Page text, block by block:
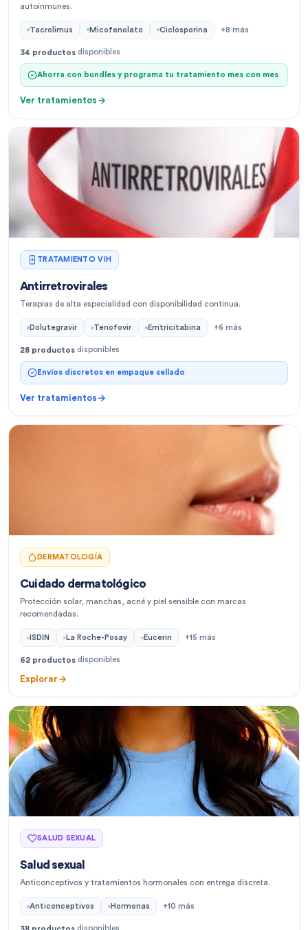
autoinmunes.
Tacrolimus Micofenolato Ciclosporina +8 más
34 productos disponibles
Ahorra con bundles y programa tu tratamiento mes con mes
Ver tratamientos
TRATAMIENTO VIH
Antirretrovirales
Terapias de alta especialidad con disponibilidad continua.
Dolutegravir Tenofovir Emtricitabina +6 más
28 productos disponibles
Envíos discretos en empaque sellado
Ver tratamientos
DERMATOLOGÍA
Cuidado dermatológico
Protección solar, manchas, acné y piel sensible con marcas
recomendadas.
ISDIN La Roche-Posay Eucerin +15 más
62 productos disponibles
Explorar
SALUD SEXUAL
Salud sexual
Anticonceptivos y tratamientos hormonales con entrega discreta.
Anticonceptivos Hormonas +10 más
disponibles